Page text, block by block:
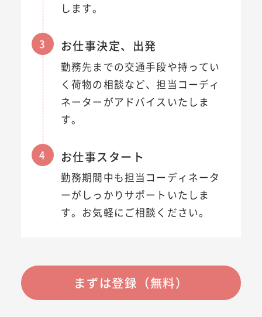
します。
3 お仕事決定、出発
勤務先までの交通手段や持ってい
く荷物の相談など、担当コーディ
ネーターがアドバイスいたしま
す。
4 お仕事スタート
勤務期間中も担当コーディネータ
ーがしっかりサポートいたしま
す。お気軽にご相談ください。
まずは登録（無料）